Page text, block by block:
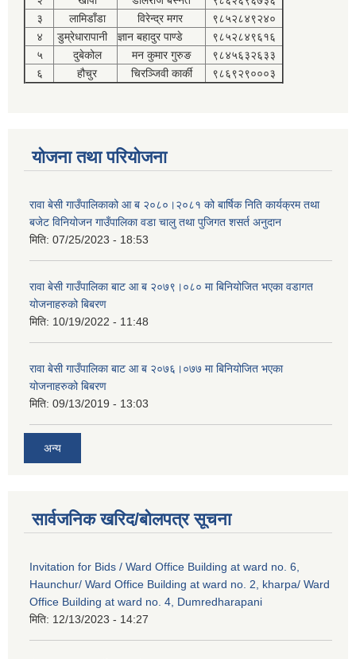
३
लामिडाँडा विरेन्द्र मगर
९८५२८४९२४०
४
डुम्रेधारापानी ज्ञान बहादुर पाण्डे
९८५२८४९६१६
५
दुबेकोल मन कुमार गुरुङ
९८४५६३२६३३
६
हौचुर चिरञ्जिवी कार्की ९८६९२९०००३
योजना तथा परियोजना
रावा बेसी गाउँपालिकाको आ ब २०८०।२०८१ को बार्षिक निति कार्यक्रम तथा
बजेट विनियोजन गाउँपालिका वडा चालु तथा पुजिगत शसर्त अनुदान
मिति: 07/25/2023 - 18:53
रावा बेसी गाउँपालिका बाट आ ब २०७९।०८० मा बिनियोजित भएका वडागत
योजनाहरुको बिबरण
मिति: 10/19/2022 - 11:48
रावा बेसी गाउँपालिका बाट आ ब २०७६।०७७ मा बिनियोजित भएका
योजनाहरुको बिबरण
मिति: 09/13/2019 - 13:03
अन्य
सार्वजनिक खरिद/बोलपत्र सूचना
Invitation for Bids / Ward Office Building at ward no. 6,
Haunchur/ Ward Office Building at ward no. 2, kharpa/ Ward
Office Building at ward no. 4, Dumredharapani
मिति: 12/13/2023 - 14:27